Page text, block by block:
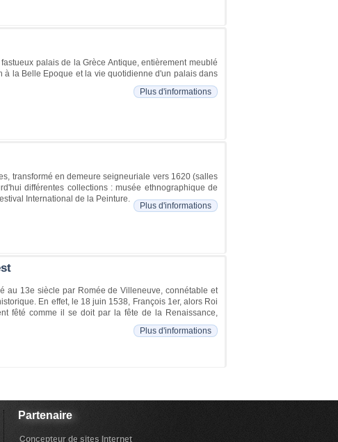
palais de la Grèce Antique, entièrement meublé
la Belle Epoque et la vie quotidienne d'un palais dans
Plus d'informations
transformé en demeure seigneuriale vers 1620 (salles
différentes collections : musée ethnographique de
International de la Peinture.
Plus d'informations
au 13e siècle par Romée de Villeneuve, connétable et
En effet, le 18 juin 1538, François 1er, alors Roi
fêté comme il se doit par la fête de la Renaissance,
Plus d'informations
Partenaire
Concepteur de sites Internet